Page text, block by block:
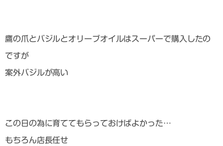
鷹の爪とバジルとオリーブオイルはスーパーで購入したの
ですが
案外バジルが高い
この日の為に育ててもらっておけばよかった…
もちろん店長任せ